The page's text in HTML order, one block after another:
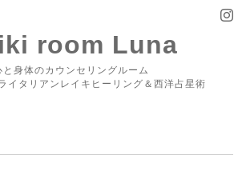
room Luna
と身体のカウンセリングルーム
イタリアンレイキヒーリング＆西洋占星術